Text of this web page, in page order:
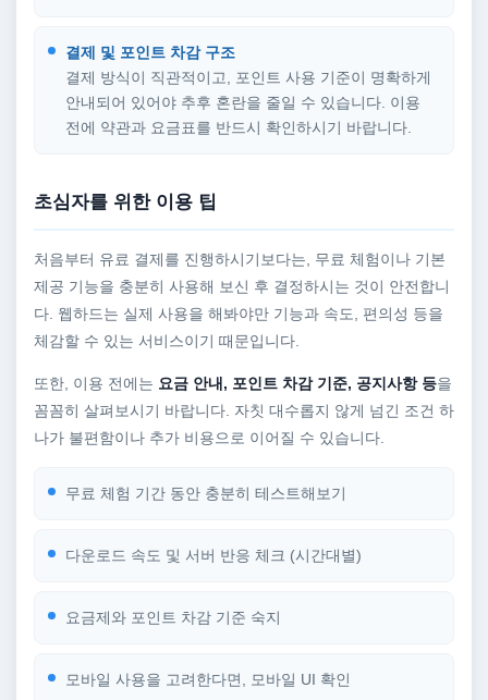
결제 및 포인트 차감 구조
결제 방식이 직관적이고, 포인트 사용 기준이 명확하게
안내되어 있어야 추후 혼란을 줄일 수 있습니다. 이용
전에 약관과 요금표를 반드시 확인하시기 바랍니다.
초심자를 위한 이용 팁
처음부터 유료 결제를 진행하시기보다는, 무료 체험이나 기본
제공 기능을 충분히 사용해 보신 후 결정하시는 것이 안전합니
다. 웹하드는 실제 사용을 해봐야만 기능과 속도, 편의성 등을
체감할 수 있는 서비스이기 때문입니다.
또한, 이용 전에는 요금 안내, 포인트 차감 기준, 공지사항 등을
꼼꼼히 살펴보시기 바랍니다. 자칫 대수롭지 않게 넘긴 조건 하
나가 불편함이나 추가 비용으로 이어질 수 있습니다.
무료 체험 기간 동안 충분히 테스트해보기
다운로드 속도 및 서버 반응 체크 (시간대별)
요금제와 포인트 차감 기준 숙지
모바일 사용을 고려한다면, 모바일 UI 확인